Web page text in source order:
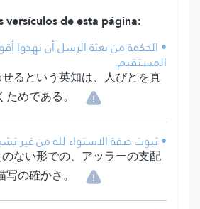
versículos de esta página:
• الحكمة من بعثة الرسل أن يهدوا
المستقيم.
るという英知は、人びとを真
めである。
• ثبوت صفة الاستواء لله من غير
ない形での、アッラーの支配
写の確かさ。